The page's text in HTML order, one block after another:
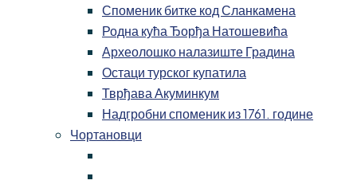
Споменик битке код Сланкамена
Родна кућа Ђорђа Натошевића
Археолошко налазиште Градина
Остаци турског купатила
Тврђава Акуминкум
Надгробни споменик из 1761. године
Чортановци